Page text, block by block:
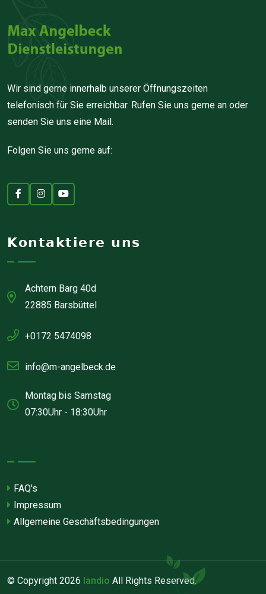
Wir sind gerne innerhalb unserer Öffnungszeiten
telefonisch für Sie erreichbar. Rufen Sie uns gerne an oder
senden Sie uns eine Mail.
Folgen Sie uns gerne auf:
Kontaktiere uns
Achtern Barg 40d
22885 Barsbüttel
+0172 5474098
info@m-angelbeck.de
Montag bis Samstag
07:30Uhr - 18:30Uhr
FAQ's
Impressum
Allgemeine Geschäftsbedingungen
© Copyright 2026 landio All Rights Reserved.